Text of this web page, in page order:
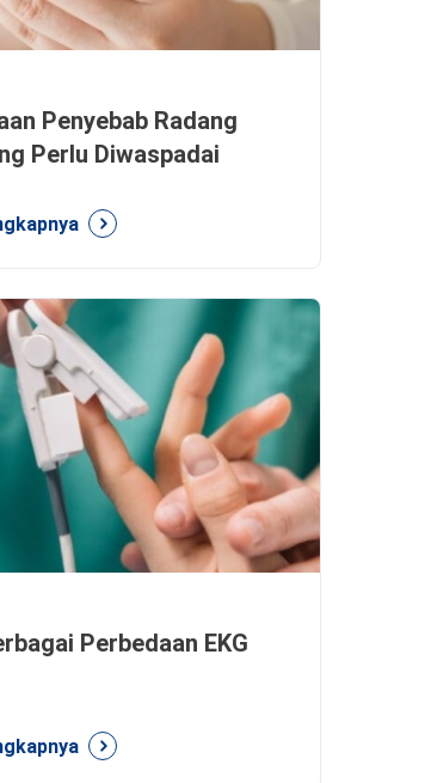
Penyebab Radang
Perlu Diwaspadai
Perbedaan EKG